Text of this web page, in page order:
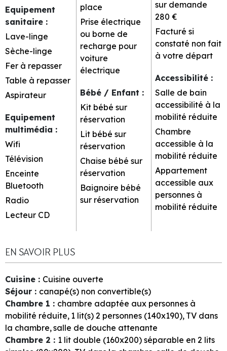
Equipement
sanitaire :
Lave-linge
Sèche-linge
Fer à repasser
Table à repasser
Aspirateur
Equipement
multimédia :
Wifi
Télévision
Enceinte
Bluetooth
Radio
Lecteur CD
place
Prise électrique
ou borne de
recharge pour
voiture
électrique
Bébé / Enfant :
Kit bébé sur
réservation
Lit bébé sur
réservation
Chaise bébé sur
réservation
Baignoire bébé
sur réservation
sur demande
280 €
Facturé si
constaté non fait
à votre départ
Accessibilité :
Salle de bain
accessibilité à la
mobilité réduite
Chambre
accessible à la
mobilité réduite
Appartement
accessible aux
personnes à
mobilité réduite
EN SAVOIR PLUS
Cuisine : Cuisine ouverte
Séjour : canapé(s) non convertible(s)
Chambre 1 : chambre adaptée aux personnes à
mobilité réduite 1 lit(s) 2 personnes (140x190) TV dans
la chambre salle de douche attenante
Chambre 2 : 1 lit double (160x200) séparable en 2 lits